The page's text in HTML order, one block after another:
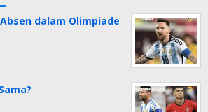
dalam Olimpiade